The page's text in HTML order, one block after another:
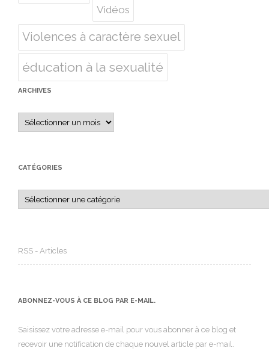
Vidéos
Violences à caractère sexuel
éducation à la sexualité
ARCHIVES
Archives
CATÉGORIES
Catégories
RSS - Articles
ABONNEZ-VOUS À CE BLOG PAR E-MAIL.
Saisissez votre adresse e-mail pour vous abonner à ce blog et
recevoir une notification de chaque nouvel article par e-mail.